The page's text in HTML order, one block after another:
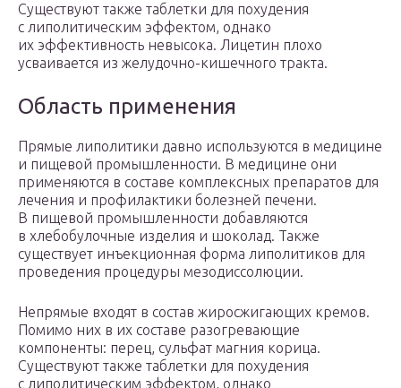
Существуют также таблетки для похудения
с липолитическим эффектом, однако
их эффективность невысока. Лицетин плохо
усваивается из желудочно-кишечного тракта.
Область применения
Прямые липолитики давно используются в медицине
и пищевой промышленности. В медицине они
применяются в составе комплексных препаратов для
лечения и профилактики болезней печени.
В пищевой промышленности добавляются
в хлебобулочные изделия и шоколад. Также
существует инъекционная форма липолитиков для
проведения процедуры мезодиссолюции.
Непрямые входят в состав жиросжигающих кремов.
Помимо них в их составе разогревающие
компоненты: перец, сульфат магния корица.
Существуют также таблетки для похудения
с липолитическим эффектом, однако